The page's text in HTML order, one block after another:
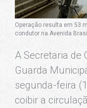
Operação resulta em 53
condutor na Avenida
A Secretaria de
Guarda
segunda-feira
coibir a